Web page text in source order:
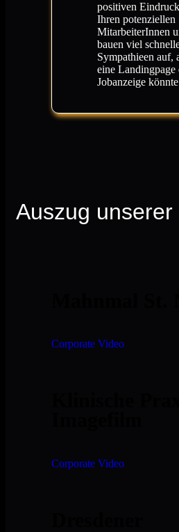
positiven
Ihren potenziellen
MitarbeiterInnen
bauen viel
Sympathieen auf,
eine Landingpage
Jobanzeige
Auszug
Corporate Video
Corporate Video